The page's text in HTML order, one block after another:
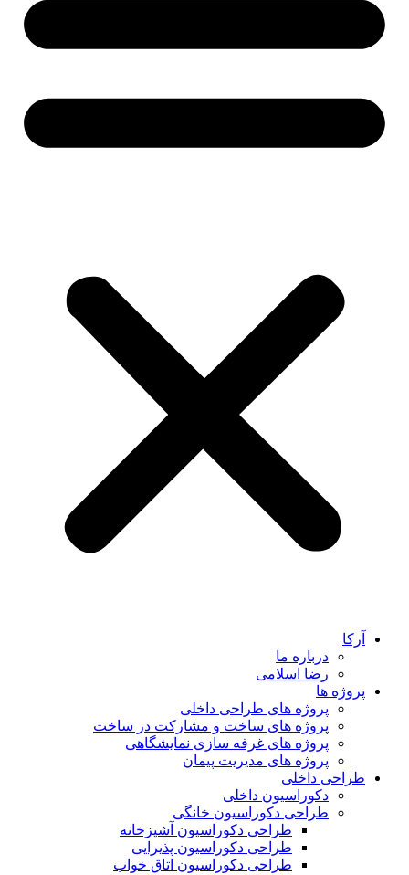
آرکا
درباره ما
رضا اسلامی
پروژه ها
پروژه های طراحی داخلی
پروژه های ساخت و مشارکت در ساخت
پروژه های غرفه سازی نمایشگاهی
پروژه های مدیریت پیمان
طراحی داخلی
دکوراسیون داخلی
طراحی دکوراسیون خانگی
طراحی دکوراسیون آشپزخانه
طراحی دکوراسیون پذیرایی
طراحی دکوراسیون اتاق خواب